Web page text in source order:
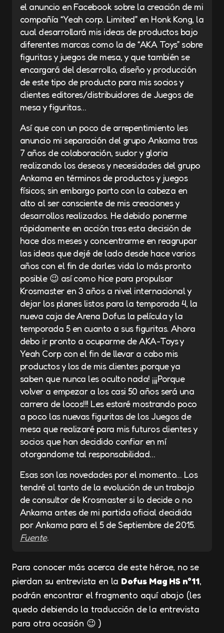
el anuncio en Facebook sobre la creación de mi
compañía “Yeah corp. Limited” en Honk Kong, la
cual desarrollará mis ideas de productos bajo
diferentes marcas como la de “AKA Toys” sobre
figuritas y juegos de mesa, y que también se
encargará del desarrollo, diseño y producción
de este tipo de producto para mis socios y
clientes editores/distribuidores de Juegos de
mesa y figuritas…
Así que con un poco de arrepentimiento les
anuncio mi separación del grupo Ankama tras
7 años de colaboración, sudor y gloria
realizando los deseos y necesidades del grupo
Ankama en términos de productos y juegos
físicos; sin embargo parto con la cabeza en
alto al ser consciente de mis creaciones y
desarrollos realizados. He debido ponerme
rápidamente en acción tras esta decisión de
hace dos meses y concentrarme en reagrupar
las ideas que dejé de lado desde hace varios
años con el fin de darles vida lo más pronto
posible 😉 así como hice para propulsar
Krosmaster en 3 años a nivel internacional y
dejar los planes listos para la temporada 4, la
nueva caja de Arena Dofus la película y la
temporada 5 en cuanto a sus figuritas. Ahora
debo ir pronto a ocuparme de AKA-Toys y
Yeah Corp con el fin de llevar a cabo mis
productos y los de mis clientes ¡porque ya
saben que nunca les oculto nada! ¡¡¡Porque
volver a empezar a los casi 50 años será una
carrera de locos!!! Les estaré mostrando poco
a poco las nuevas figuritas de los Juegos de
mesa que realizaré para mis futuros clientes y
socios que han decidido confiar en mí
otorgandome tal responsabilidad…
Esas son las novedades por el momento… Los
tendré al tanto de la evolución de un trabajo
de consultor de Krosmaster si lo decide o no
Ankama antes de mi partida oficial decidida
por Ankama para el 5 de Septiembre de 2015.
Fuente.
Para conocer más acerca de este héroe, no se
pierdan su entrevista en la Dofus Mag HS n°11,
podrán encontrar el fragmento aquí abajo (les
quedo debiendo la traducción de la entrevista
para otra ocasión 😉 )